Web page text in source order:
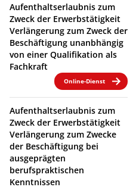
Aufenthaltserlaubnis zum
Zweck der Erwerbstätigkeit
Verlängerung zum Zweck der
Beschäftigung unanbhängig
von einer Qualifikation als
Fachkraft
Online-Dienst
Aufenthaltserlaubnis zum
Zweck der Erwerbstätigkeit
Verlängerung zum Zwecke
der Beschäftigung bei
ausgeprägten
berufspraktischen
Kenntnissen